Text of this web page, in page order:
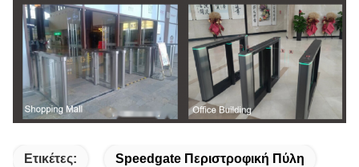
Ετικέτες: Speedgate Περιστροφική Πύλη